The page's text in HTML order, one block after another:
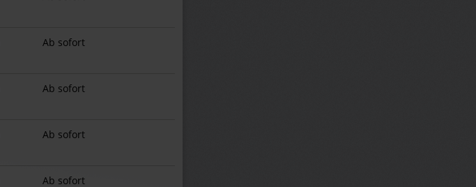
Ab sofort
Ab sofort
Ab sofort
Ab sofort